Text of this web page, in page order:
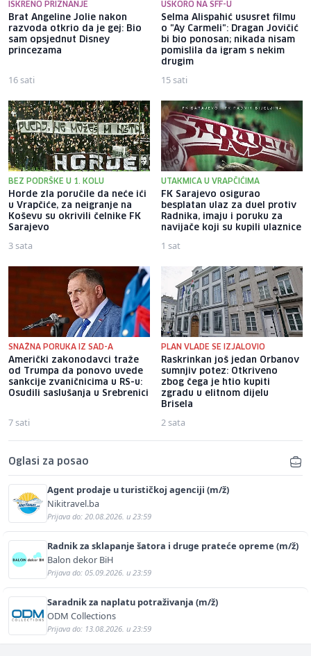
ISKRENO PRIZNANJE
Brat Angeline Jolie nakon
razvoda otkrio da je gej: Bio
sam opsjednut Disney
princezama
16 sati
USKORO NA SFF-U
Selma Alispahić ususret filmu
o "Ay Carmeli": Dragan Jovičić
bi bio ponosan; nikada nisam
pomislila da igram s nekim
drugim
15 sati
BEZ PODRŠKE U 1. KOLU
Horde zla poručile da neće ići
u Vrapčiće, za neigranje na
Koševu su okrivili čelnike FK
Sarajevo
3 sata
UTAKMICA U VRAPČIĆIMA
FK Sarajevo osigurao
besplatan ulaz za duel protiv
Radnika, imaju i poruku za
navijače koji su kupili ulaznice
1 sat
SNAŽNA PORUKA IZ SAD-A
Američki zakonodavci traže
od Trumpa da ponovo uvede
sankcije zvaničnicima u RS-u:
Osudili saslušanja u Srebrenici
7 sati
PLAN VLADE SE IZJALOVIO
Raskrinkan još jedan Orbanov
sumnjiv potez: Otkriveno
zbog čega je htio kupiti
zgradu u elitnom dijelu
Brisela
2 sata
Oglasi za posao
Agent prodaje u turističkoj agenciji (m/ž)
Nikitravel.ba
Prijava do: 20.08.2026. u 23:59
Radnik za sklapanje šatora i druge prateće opreme (m/ž)
Balon dekor BiH
Prijava do: 05.09.2026. u 23:59
Saradnik za naplatu potraživanja (m/ž)
ODM Collections
Prijava do: 13.08.2026. u 23:59